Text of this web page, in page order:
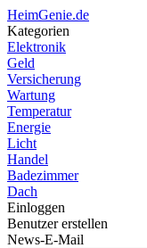
HeimGenie.de
Kategorien
Elektronik
Geld
Versicherung
Wartung
Temperatur
Energie
Licht
Handel
Badezimmer
Dach
Einloggen
Benutzer erstellen
News-E-Mail